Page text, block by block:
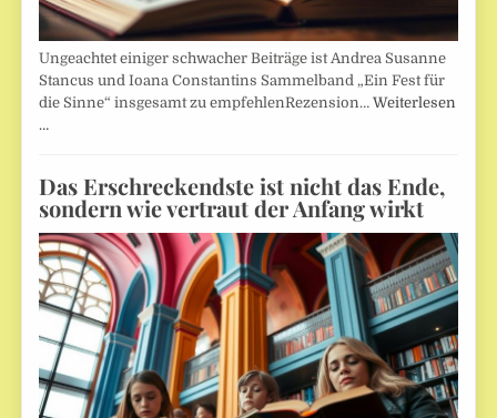
Ungeachtet einiger schwacher Beiträge ist Andrea Susanne
Stancus und Ioana Constantins Sammelband „Ein Fest für
die Sinne“ insgesamt zu empfehlenRezension…Weiterlesen
…
Das Erschreckendste ist nicht das Ende,
sondern wie vertraut der Anfang wirkt